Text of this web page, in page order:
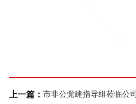
上一篇： 市非公党建指导组莅临公